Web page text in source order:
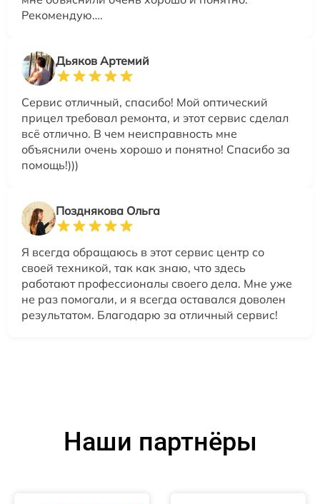
Рекомендую….
Дьяков Артемий
Сервис отличный, спасибо! Мой оптический
прицел требовал ремонта, и этот сервис сделал
всё отлично. В чем неисправность мне
объяснили очень хорошо и понятно! Спасибо за
помощь!)))
Позднякова Ольга
Я всегда обращаюсь в этот сервис центр со
своей техникой, так как знаю, что здесь
работают профессионалы своего дела. Мне уже
не раз помогали, и я всегда оставался доволен
результатом. Благодарю за отличный сервис!
Наши партнёры